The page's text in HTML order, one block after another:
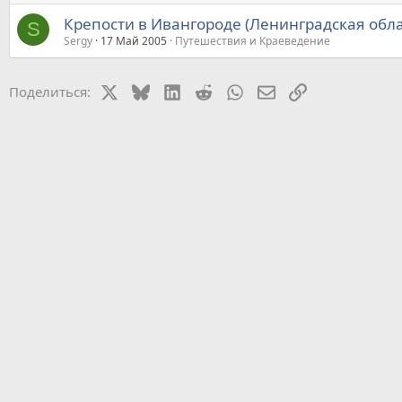
S Крепости в Ивангороде (Ленинградская
Sergy 17 Май 2005 Путешествия и Краеведение
Поделиться: BlueskyLinkedIn
Reddit WhatsApp
Электронная почта
Ссылка